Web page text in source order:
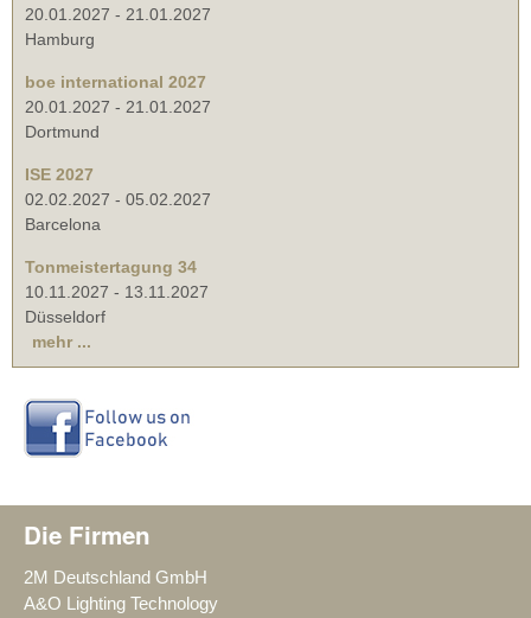
20.01.2027 - 21.01.2027
Hamburg
boe international 2027
20.01.2027 - 21.01.2027
Dortmund
ISE 2027
02.02.2027 - 05.02.2027
Barcelona
Tonmeistertagung 34
10.11.2027 - 13.11.2027
Düsseldorf
mehr ...
Die Firmen
2M Deutschland GmbH
A&O Lighting Technology